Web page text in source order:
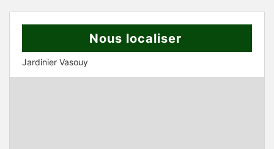
Nous localiser
Jardinier Vasouy